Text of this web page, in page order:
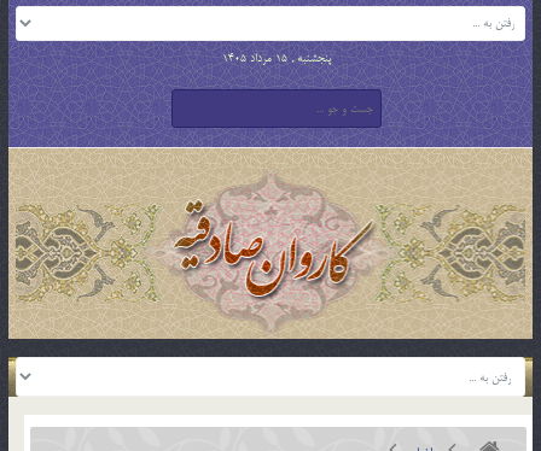
پنجشنبه , 15 مرداد 1405